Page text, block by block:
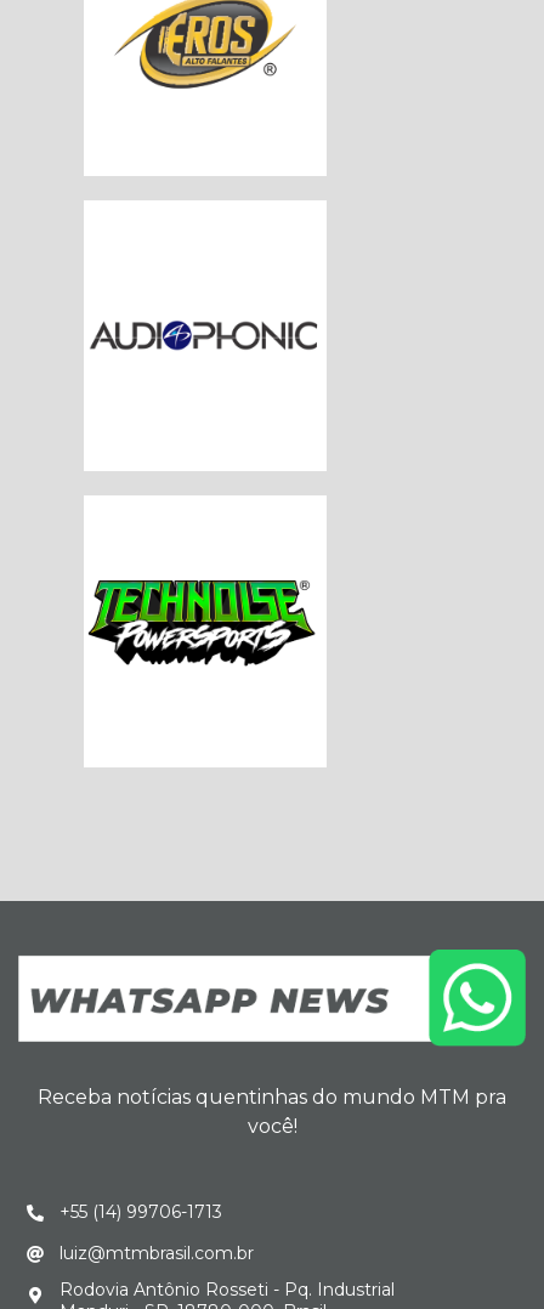
Receba notícias quentinhas do mundo MTM pra
você!
+55 (14) 99706-1713
luiz@mtmbrasil.com.br
Rodovia Antônio Rosseti - Pq. Industrial